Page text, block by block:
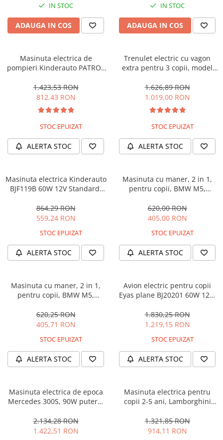
IN STOC
ADAUGA IN COS
IN STOC
ADAUGA IN COS
Masinuta electrica de
pompieri Kinderauto PATROL
1.423,53 RON
812,43 RON
STOC EPUIZAT
ALERTA STOC
Trenulet electric cu vagon
extra pentru 3 copii, model
music player, albastru
1.626,89 RON
1.019,00 RON
STOC EPUIZAT
ALERTA STOC
Masinuta electrica Kinderauto
BJF119B 60W 12V Standard,
864,29 RON
559,24 RON
STOC EPUIZAT
ALERTA STOC
Masinuta cu maner, 2 in 1,
pentru copii, BMW M5,
620,00 RON
405,00 RON
STOC EPUIZAT
ALERTA STOC
Masinuta cu maner, 2 in 1,
pentru copii, BMW M5,
620,25 RON
405,71 RON
STOC EPUIZAT
ALERTA STOC
Avion electric pentru copii
Eyas plane BJ20201 60W 12V,
1.830,25 RON
1.219,15 RON
STOC EPUIZAT
ALERTA STOC
Masinuta electrica de epoca
Mercedes 300S, 90W putere,
2.134,28 RON
1.422,51 RON
Masinuta electrica pentru
copii 2-5 ani, Lamborghini
12V, galbena
1.321,85 RON
914,11 RON